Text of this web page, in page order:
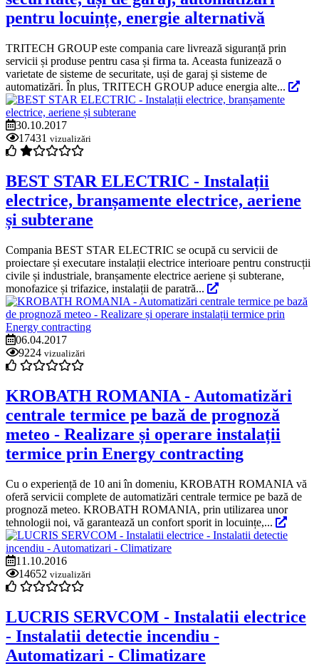
pentru locuințe, energie alternativă
TRITECH GROUP este compania care livrează siguranță prin
servicii și produse pentru casa și firma ta. Aceasta funizează o
varietate de sisteme de securitate, uși de garaj și sisteme de
automatizări. În plus, TRITECH GROUP aduce energia alte...
30.10.2017
17431 vizualizări
BEST STAR ELECTRIC - Instalații
electrice, branșamente electrice, aeriene
și subterane
Compania BEST STAR ELECTRIC se ocupă cu servicii de
proiectare și executare instalații electrice interioare pentru construcții
civile și industriale, branșamente electrice aeriene și subterane,
monofazice și trifazice, instalații de paratră...
06.04.2017
9224 vizualizări
KROBATH ROMANIA - Automatizări
centrale termice pe bază de prognoză
meteo - Realizare și operare instalații
termice prin Energy contracting
Cu o experiență de 10 ani în domeniu, KROBATH ROMANIA vă
oferă servicii complete de automatizări centrale termice pe bază de
prognoză meteo. KROBATH ROMANIA, prin utilizarea unor
tehnologii noi, vă garantează un confort sporit in locuințe,...
11.10.2016
14652 vizualizări
LUCRIS SERVCOM - Instalatii electrice
- Instalatii detectie incendiu -
Automatizari - Climatizare